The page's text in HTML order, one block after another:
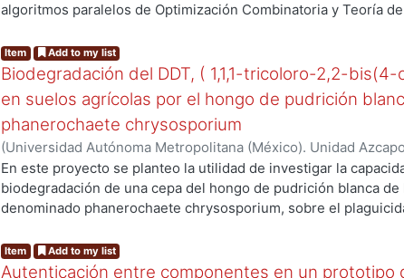
algoritmos paralelos de Optimización Combinatoria y Teoría
cual calcula todos los conjuntos independientes maximales de
muestra la estrategia utilizada para resolver el problema de
sincronización entre procesos, bajo el paradigma de paso de
describe el algoritmo en pseudocodigo. Por último, se
paralelo en dos plataformas paralelas LAM/MPI y Transputers
tiempos de ejecución obtenidos por el algoritmo de cada
Item Add to my list
Biodegradación del DDT, ( 1,1,1-tricoloro-2,2-
en suelos agrícolas por el hongo de pudrición
phanerochaete chrysosporium
(Universidad Autónoma Metropolitana (México). Unidad
de Servicios de Información. ,2003-06 )Cruz Colín, María del
En este proyecto se planteo la utilidad de investigar la
biodegradación de una cepa del hongo de pudrición blanca de
denominado phanerochaete chrysosporium, sobre el
agrícolas y es persistente, toxico y bioacumulable.
Item Add to my list
Autenticación entre componentes en un prototipo